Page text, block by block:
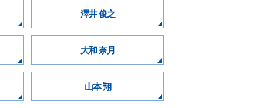
澤井 俊之
大和 奈月
山本 翔